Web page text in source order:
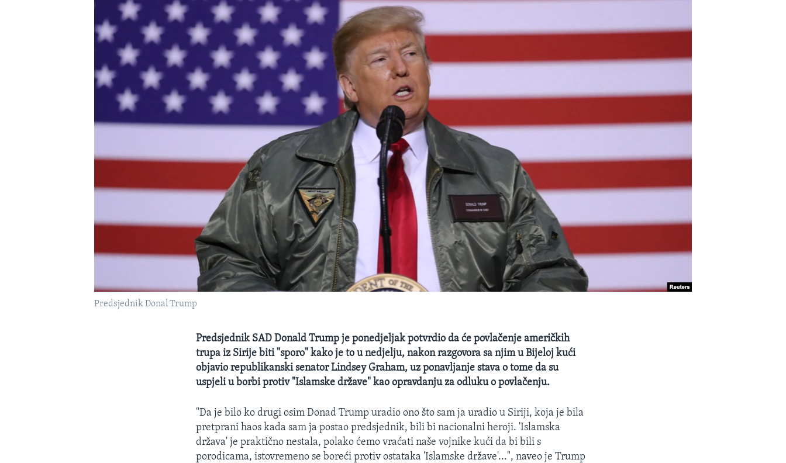
Predsjednik Donal Trump
Predsjednik SAD Donald Trump je ponedjeljak potvrdio da će povlačenje američkih
trupa iz Sirije biti "sporo" kako je to u nedjelju, nakon razgovora sa njim u Bijeloj kući
objavio republikanski senator Lindsey Graham, uz ponavljanje stava o tome da su
uspjeli u borbi protiv "Islamske države" kao opravdanju za odluku o povlačenju.
"Da je bilo ko drugi osim Donad Trump uradio ono što sam ja uradio u Siriji, koja je bila
pretprani haos kada sam ja postao predsjednik, bili bi nacionalni heroji. 'Islamska
država' je praktično nestala, polako ćemo vraćati naše vojnike kući da bi bili s
porodicama, istovremeno se boreći protiv ostataka 'Islamske države'...", naveo je Trump